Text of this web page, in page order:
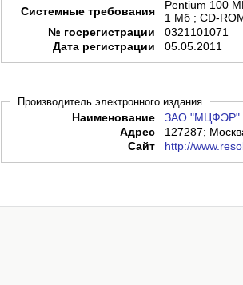
Системные требования
Pentium 100
1 Мб ; CD-
№ госрегистрации
0321101071
Дата регистрации
05.05.2011
Производитель электронного издания
Наименование
ЗАО "МЦФЭР"
Адрес
127287;
Сайт
http://